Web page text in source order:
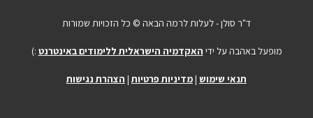
ד"ר סולן - לעלות לרמה הבאה © כל הזכויות שמורות
מופעל באהבה על ידי האקדמיה הישראלית ללימודים באינטרנט :)
תנאי שימוש | מדיניות פרטיות| הצהרת נגישות